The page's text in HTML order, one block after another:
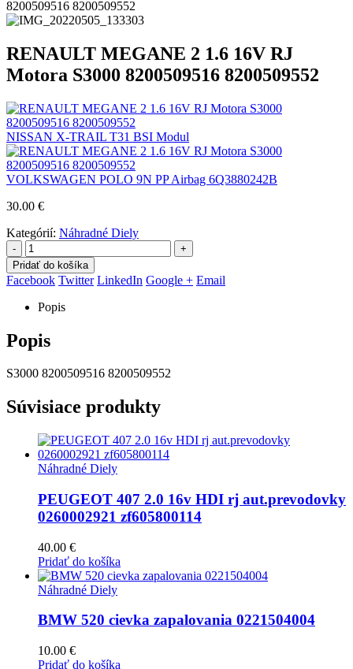
RENAULT MEGANE 2 1.6 16V RJ
Motora S3000 8200509516 8200509552
NISSAN X-TRAIL T31 BSI Modul
VOLKSWAGEN POLO 9N PP Airbag 6Q3880242B
30.00 €
Kategórií: Náhradné Diely
-
+
Pridať do košíka
Facebook Twitter LinkedIn Google + Email
Popis
Popis
S3000 8200509516 8200509552
Súvisiace produkty
Náhradné Diely
PEUGEOT 407 2.0 16v HDI rj aut.prevodovky
0260002921 zf605800114
40.00 €
Pridať do košíka
Náhradné Diely
BMW 520 cievka zapalovania 0221504004
10.00 €
Pridať do košíka